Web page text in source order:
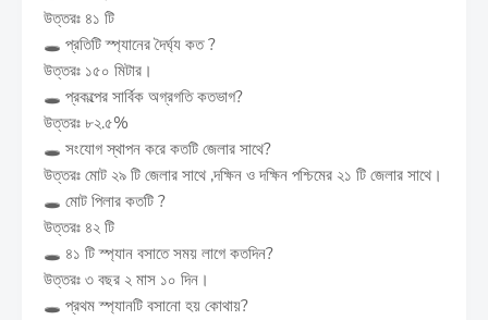
উত্তরঃ ৪১ টি
🕳️ প্রতিটি স্প্যানের দৈর্ঘ্য কত ?
উত্তরঃ ১৫০ মিটার।
🕳️ প্রকল্পের সার্বিক অগ্রগতি কতভাগ?
উত্তরঃ ৮২.৫%
🕳️ সংযোগ স্থাপন করে কতটি জেলার সাথে?
উত্তরঃ মোট ২৯ টি জেলার সাথে ,দক্ষিন ও দক্ষিন পশ্চিমের ২১ টি জেলার সাথে।
🕳️ মোট পিলার কতটি ?
উত্তরঃ ৪২ টি
🕳️ ৪১ টি স্প্যান বসাতে সময় লাগে কতদিন?
উত্তরঃ ৩ বছর ২ মাস ১০ দিন।
🕳️ প্রথম স্প্যানটি বসানো হয় কোথায়?